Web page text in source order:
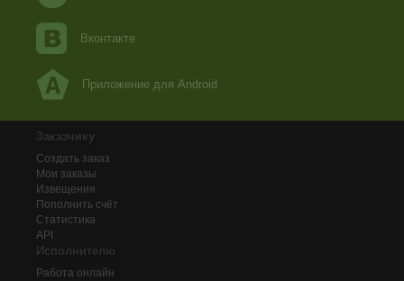
Вконтакте
Приложение для Android
Заказчику
Создать заказ
Мои заказы
Извещения
Пополнить счёт
Статистика
API
Исполнителю
Работа онлайн